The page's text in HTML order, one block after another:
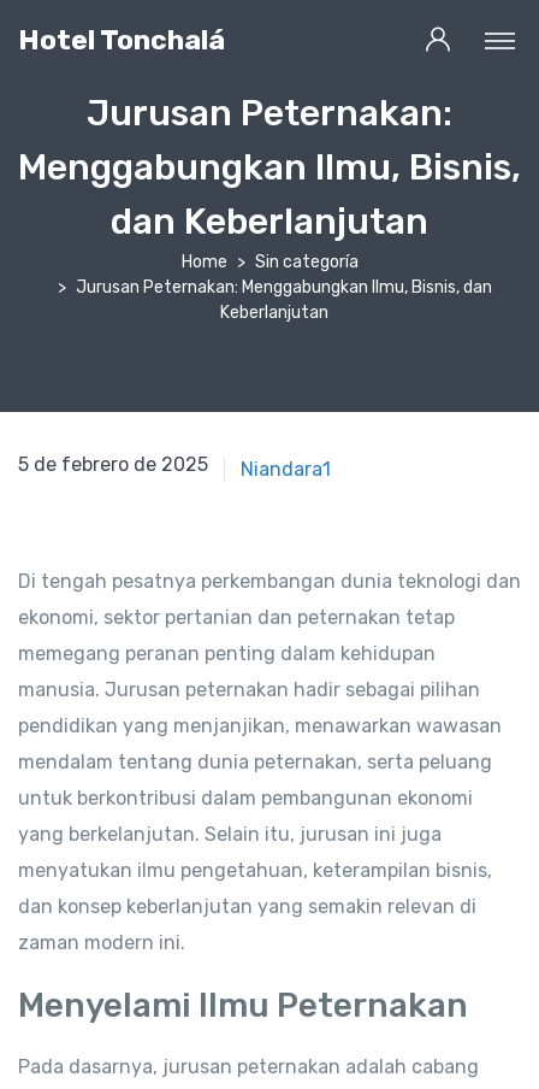
Hotel Tonchalá
Jurusan Peternakan:
Menggabungkan Ilmu, Bisnis,
dan Keberlanjutan
Home
Sin categoría
Jurusan Peternakan: Menggabungkan Ilmu, Bisnis, dan
Keberlanjutan
5 de febrero de 2021
5 de febrero de 2025 Niandara1
Di tengah pesatnya perkembangan dunia teknologi dan
ekonomi, sektor pertanian dan peternakan tetap
memegang peranan penting dalam kehidupan
manusia. Jurusan peternakan hadir sebagai pilihan
pendidikan yang menjanjikan, menawarkan wawasan
mendalam tentang dunia peternakan, serta peluang
untuk berkontribusi dalam pembangunan ekonomi
yang berkelanjutan. Selain itu, jurusan ini juga
menyatukan ilmu pengetahuan, keterampilan bisnis,
dan konsep keberlanjutan yang semakin relevan di
zaman modern ini.
Menyelami Ilmu Peternakan
Pada dasarnya, jurusan peternakan adalah cabang